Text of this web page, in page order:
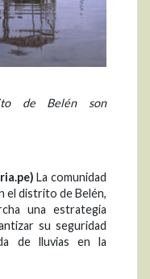
de Belén son
La comunidad
el distrito de Belén,
una estrategia
su seguridad
de lluvias en la